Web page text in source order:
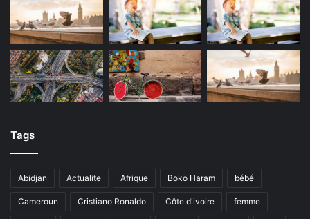
Tags
Abidjan Actualite Afrique Boko Haram bébé
Cameroun Cristiano Ronaldo Côte d'ivoire femme